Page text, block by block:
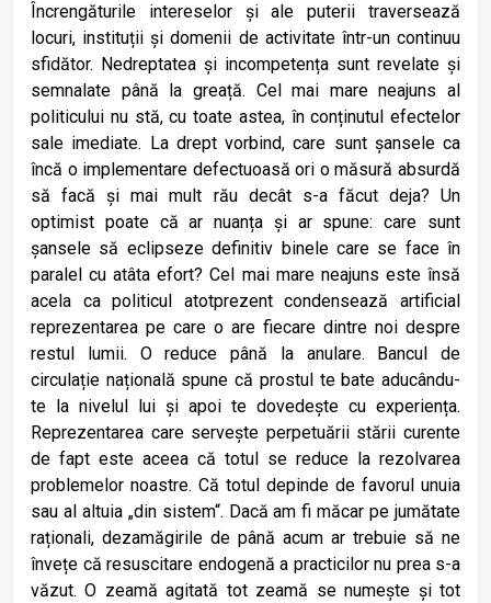
Încrengăturile intereselor și ale puterii traversează
locuri, instituții și domenii de activitate într-un continuu
sfidător. Nedreptatea și incompetența sunt revelate și
semnalate până la greață. Cel mai mare neajuns al
politicului nu stă, cu toate astea, în conținutul efectelor
sale imediate. La drept vorbind, care sunt șansele ca
încă o implementare defectuoasă ori o măsură absurdă
să facă și mai mult rău decât s-a făcut deja? Un
optimist poate că ar nuanța și ar spune: care sunt
șansele să eclipseze definitiv binele care se face în
paralel cu atâta efort? Cel mai mare neajuns este însă
acela ca politicul atotprezent condensează artificial
reprezentarea pe care o are fiecare dintre noi despre
restul lumii. O reduce până la anulare. Bancul de
circulație națională spune că prostul te bate aducându-
te la nivelul lui și apoi te dovedește cu experiența.
Reprezentarea care servește perpetuării stării curente
de fapt este aceea că totul se reduce la rezolvarea
problemelor noastre. Că totul depinde de favorul unuia
sau al altuia „din sistem“. Dacă am fi măcar pe jumătate
raționali, dezamăgirile de până acum ar trebuie să ne
învețe că resuscitare endogenă a practicilor nu prea s-a
văzut. O zeamă agitată tot zeamă se numește și tot